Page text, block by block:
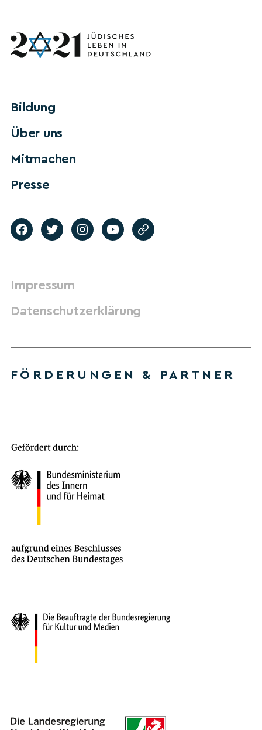
Bildung
Über uns
Mitmachen
Presse
Impressum
Datenschutzerklärung
FÖRDERUNGEN & PARTNER